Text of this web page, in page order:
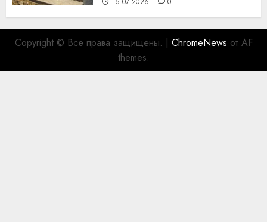
Copyright © Все права защищены. | ChromeNews от AF
themes.